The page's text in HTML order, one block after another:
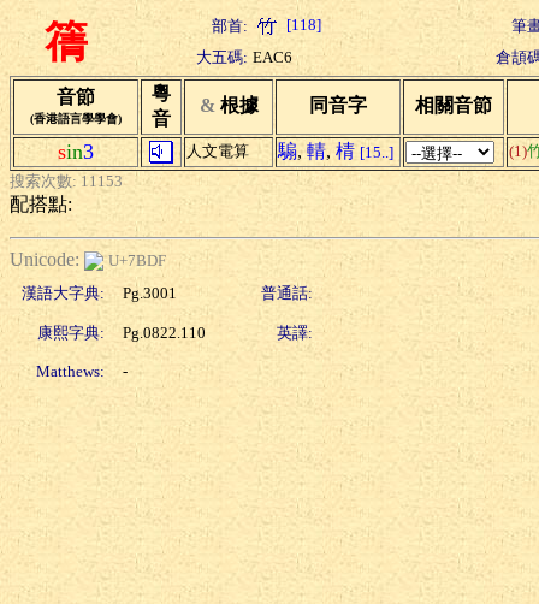
篟 部首: [118]
筆
大五碼: EAC6 倉頡
音節
(香港語言學學會)
粵
音
& 根據 同音字 相關音節
sin3 人文電算 騸, 輤, 棈 [15..] (1)
搜索次數: 11153
配搭點:
Unicode:
U+7BDF
漢語大字典:
Pg.3001 普通話:
康熙字典: Pg.0822.110 英譯:
Matthews: -